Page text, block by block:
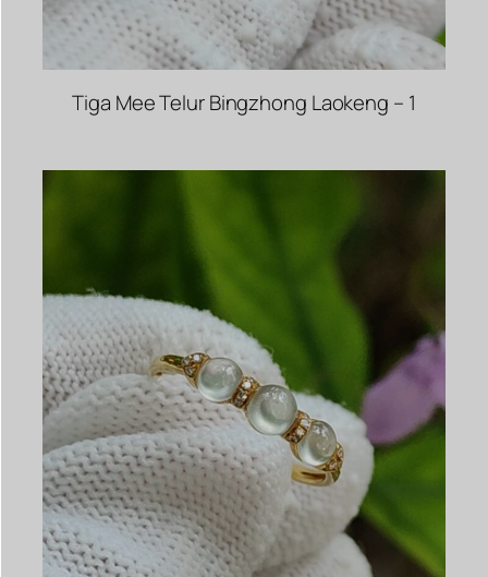
Tiga Mee Telur Bingzhong Laokeng – 1